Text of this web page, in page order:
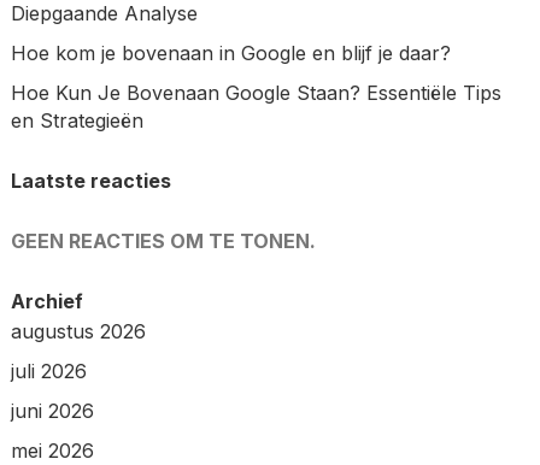
Diepgaande Analyse
Hoe kom je bovenaan in Google en blijf je daar?
Hoe Kun Je Bovenaan Google Staan? Essentiële Tips
en Strategieën
Laatste reacties
GEEN REACTIES OM TE TONEN.
Archief
augustus 2026
juli 2026
juni 2026
mei 2026